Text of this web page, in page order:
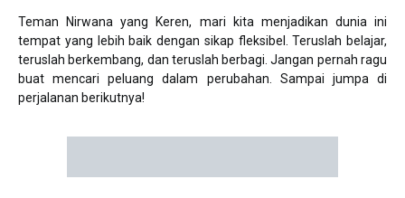
Teman Nirwana yang Keren, mari kita menjadikan dunia ini
tempat yang lebih baik dengan sikap fleksibel. Teruslah belajar,
teruslah berkembang, dan teruslah berbagi. Jangan pernah ragu
buat mencari peluang dalam perubahan. Sampai jumpa di
perjalanan berikutnya!